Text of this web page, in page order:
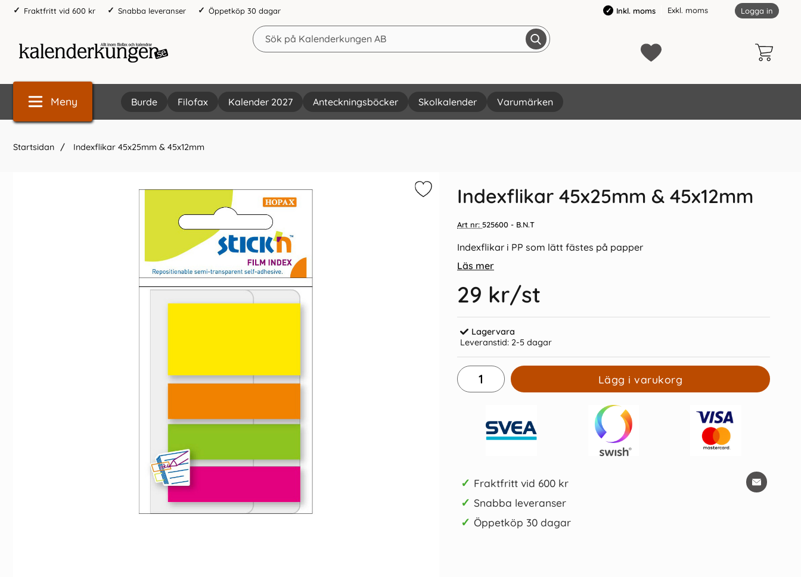
Fraktfritt vid 600 kr Snabba leveranser Öppetköp 30 dagar Inkl. moms Exkl. moms Logga in
Meny Burde Filofax Kalender 2027 Anteckningsböcker Skolkalender Varumärken
Startsidan Indexflikar 45x25mm & 45x12mm
Vi rekommenderar
Kulpenna Frixion Clicker orange Indexflikar 45x12mm
25 kr/st
Kulpenna Frixion Clicker ljusgrön
39 kr/st
Köp
Indexflikar 45x25mm & 45x12mm
Art nr: 525600 - B.N.T
Indexflikar i PP som lätt fästes på papper
Läs mer
29 kr/st
Lagervara
Leveranstid: 2-5 dagar
Lägg i varukorg
✓ Fraktfritt vid 600 kr
✓ Snabba leveranser
✓ Öppetköp 30 dagar